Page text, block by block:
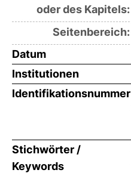
oder des Kapitels:
Seitenbereich:
Datum
Institutionen
Identifikationsnummer
Stichwörter /
Keywords